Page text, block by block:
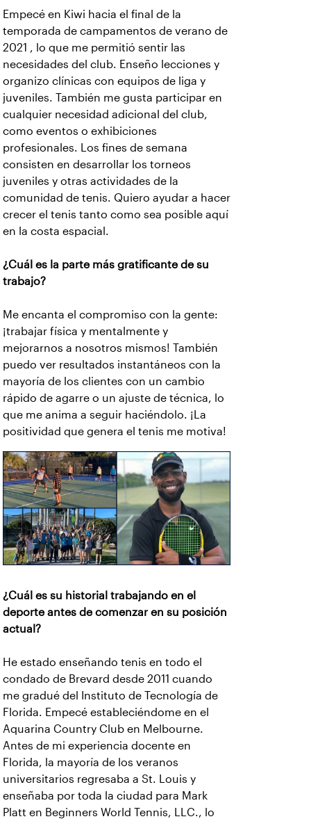
Empecé en Kiwi hacia el final de la
temporada de campamentos de verano de
2021 , lo que me permitió sentir las
necesidades del club. Enseño lecciones y
organizo clínicas con equipos de liga y
juveniles. También me gusta participar en
cualquier necesidad adicional del club,
como eventos o exhibiciones
profesionales. Los fines de semana
consisten en desarrollar los torneos
juveniles y otras actividades de la
comunidad de tenis. Quiero ayudar a hacer
crecer el tenis tanto como sea posible aquí
en la costa espacial.
¿Cuál es la parte más gratificante de su
trabajo?
Me encanta el compromiso con la gente:
¡trabajar física y mentalmente y
mejorarnos a nosotros mismos! También
puedo ver resultados instantáneos con la
mayoría de los clientes con un cambio
rápido de agarre o un ajuste de técnica, lo
que me anima a seguir haciéndolo. ¡La
positividad que genera el tenis me motiva!
¿Cuál es su historial trabajando en el
deporte antes de comenzar en su posición
actual?
He estado enseñando tenis en todo el
condado de Brevard desde 2011 cuando
me gradué del Instituto de Tecnología de
Florida. Empecé estableciéndome en el
Aquarina Country Club en Melbourne.
Antes de mi experiencia docente en
Florida, la mayoría de los veranos
universitarios regresaba a St. Louis y
enseñaba por toda la ciudad para Mark
Platt en Beginners World Tennis, LLC., lo